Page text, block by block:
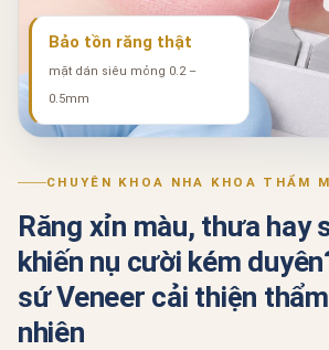
CHUYÊN KHOA NHA KHOA THẨM
Răng xỉn màu, thưa hay
khiến nụ cười kém
sứ Veneer cải thiện
nhiên
Bảo tồn răng thật
mặt dán siêu mỏng 0.2 –
0.5mm